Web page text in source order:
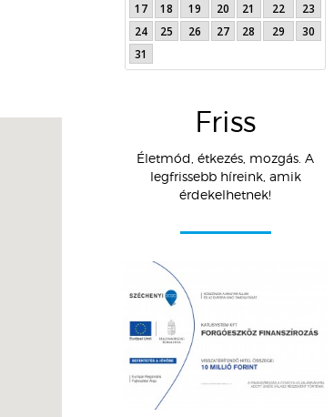
17
18 19 20 21 22
23
24
25 26 27 28 29
30
31
Friss
Életmód, étkezés, mozgás. A
legfrissebb híreink, amik
érdekelhetnek!